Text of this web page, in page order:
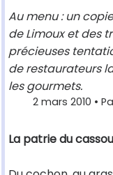
Au menu : un
de Limoux et des
précieuses
de restaurateurs
les gourmets.
2 mars 2010 •
La patrie du